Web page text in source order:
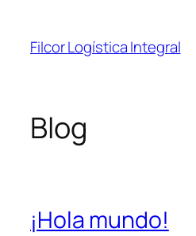
contenido
Filcor Logística Integral
Blog
¡Hola mundo!